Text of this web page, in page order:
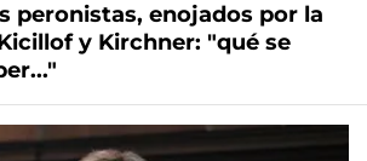
peronistas, enojados por la
y Kirchner: "qué se